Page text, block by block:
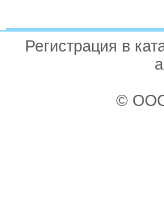
Регистрация в
© ООО